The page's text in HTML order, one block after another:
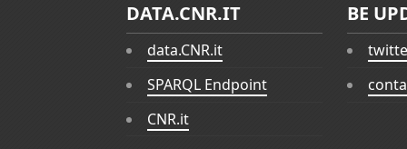
DATA.CNR.IT
data.CNR.it
SPARQL Endpoint
CNR.it
BE